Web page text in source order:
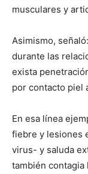
musculares y
Asimismo,
durante las
exista
por contacto piel
En esa línea
fiebre y lesiones
virus- y saluda
también contagia